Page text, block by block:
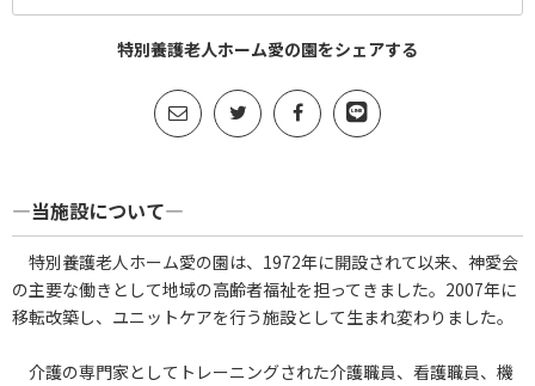
特別養護老人ホーム愛の園をシェアする
―当施設について―
特別養護老人ホーム愛の園は、1972年に開設されて以来、神愛会
の主要な働きとして地域の高齢者福祉を担ってきました。2007年に
移転改築し、ユニットケアを行う施設として生まれ変わりました。
介護の専門家としてトレーニングされた介護職員、看護職員、機